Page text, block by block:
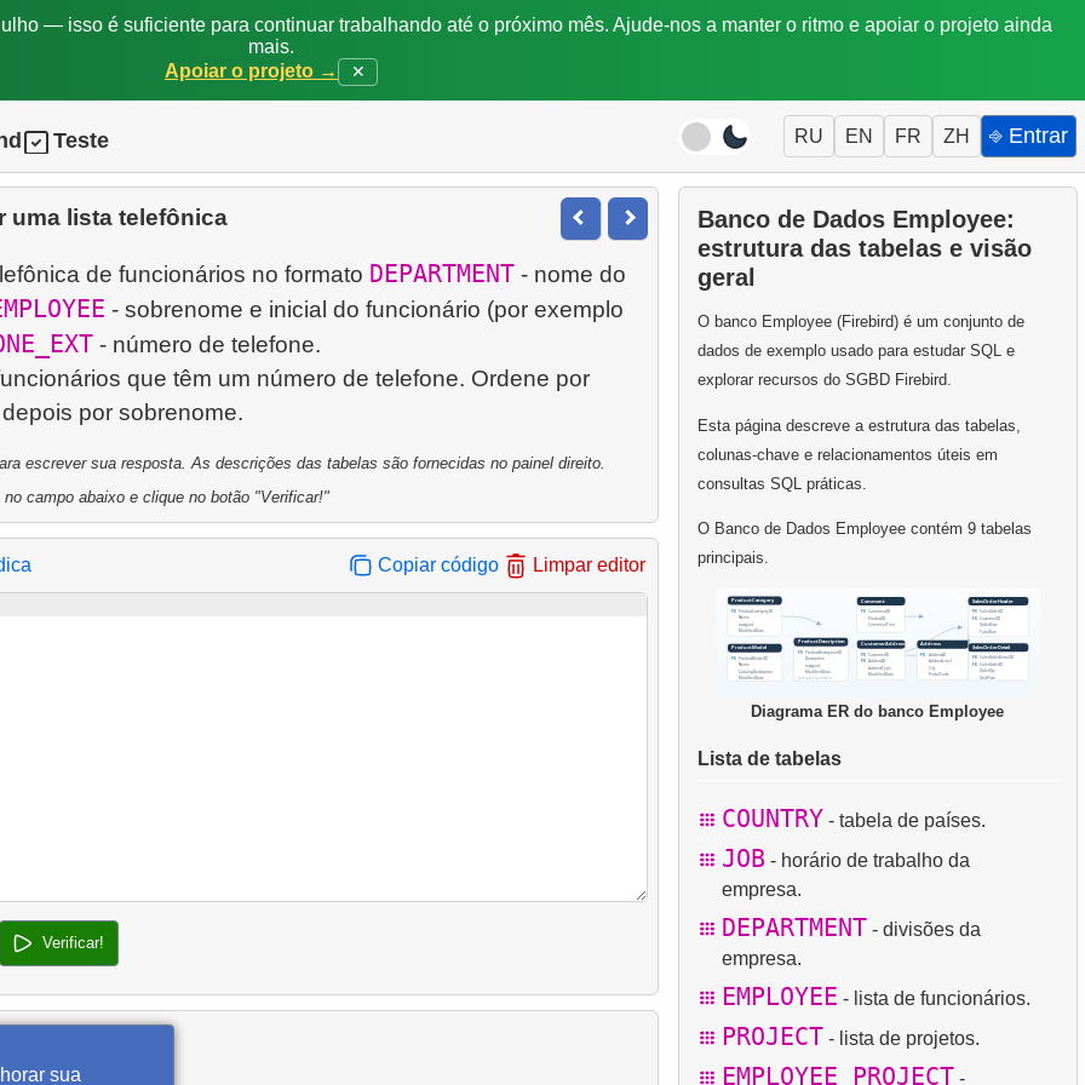
— isso é suficiente para continuar trabalhando até o próximo mês. Ajude-nos a manter o ritmo e apoiar o projeto ainda
mais.
Apoiar o projeto →
✕
Teste RU EN FR ZH ⎆ Entrar
uma lista telefônica
de funcionários no formato DEPARTMENT- nome do
- sobrenome e inicial do funcionário (por exemplo
- número de telefone.
que têm um número de telefone. Ordene por
escrever sua resposta. As descrições das tabelas são fornecidas no painel direito.
campo abaixo e clique no botão "Verificar!"
Copiar código Limpar editor
Verificar!
Banco de Dados Employee:
estrutura das tabelas e visão
geral
O banco Employee (Firebird) é um conjunto de
dados de exemplo usado para estudar SQL e
explorar recursos do SGBD Firebird.
Esta página descreve a estrutura das tabelas,
colunas-chave e relacionamentos úteis em
consultas SQL práticas.
O Banco de Dados Employee contém 9 tabelas
principais.
Diagrama ER do banco Employee
Lista de tabelas
COUNTRY - tabela de países.
JOB - horário de trabalho da
empresa.
DEPARTMENT - divisões da
empresa.
EMPLOYEE - lista de funcionários.
PROJECT - lista de projetos.
EMPLOYEE_PROJECT -
sua